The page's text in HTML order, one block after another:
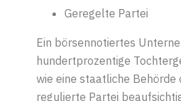
Geregelte Partei
Ein börsennotiertes
hundertprozentige
wie eine staatliche Behörde
regulierte Partei